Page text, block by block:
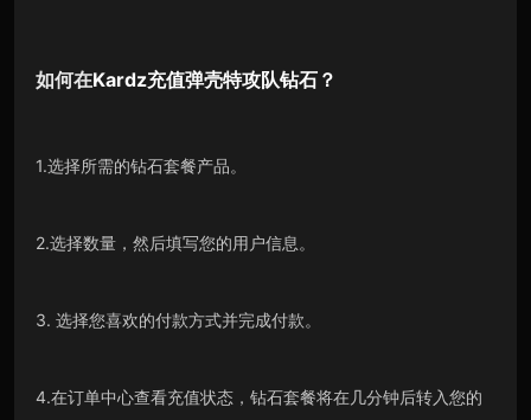
如何在Kardz充值弹壳特攻队钻石？
1.选择所需的钻石套餐产品。
2.选择数量，然后填写您的用户信息。
3. 选择您喜欢的付款方式并完成付款。
4.在订单中心查看充值状态，钻石套餐将在几分钟后转入您的